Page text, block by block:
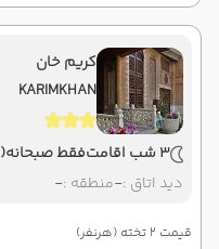
کریم خان
KARIMKHAN
3 شب اقامت
فقط صبحانه(BB)
دید اتاق :-منطقه :-
قیمت 2 تخته (هرنفر)